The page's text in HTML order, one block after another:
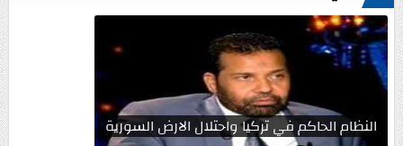
النظام الحاكم في تركيا واحتلال الارض السورية